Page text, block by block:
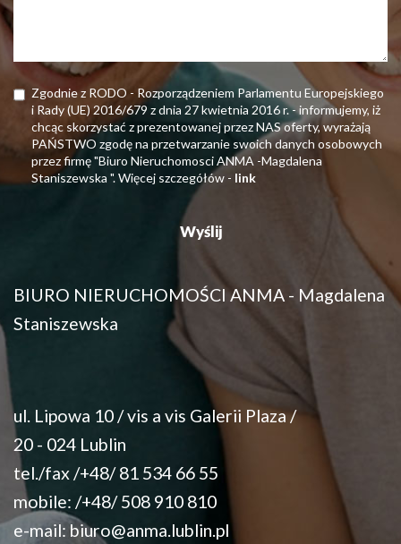
Zgodnie z RODO - Rozporządzeniem Parlamentu Europejskiego
i Rady (UE) 2016/679 z dnia 27 kwietnia 2016 r. - informujemy, iż
chcąc skorzystać z prezentowanej przez NAS oferty, wyrażają
PAŃSTWO zgodę na przetwarzanie swoich danych osobowych
przez firmę "Biuro Nieruchomosci ANMA -Magdalena
Staniszewska ". Więcej szczegółów - link
BIURO NIERUCHOMOŚCI ANMA - Magdalena
Staniszewska
ul. Lipowa 10 / vis a vis Galerii Plaza /
20 - 024 Lublin
tel./fax /+48/ 81 534 66 55
mobile: /+48/ 508 910 810
e-mail:biuro@anma.lublin.pl